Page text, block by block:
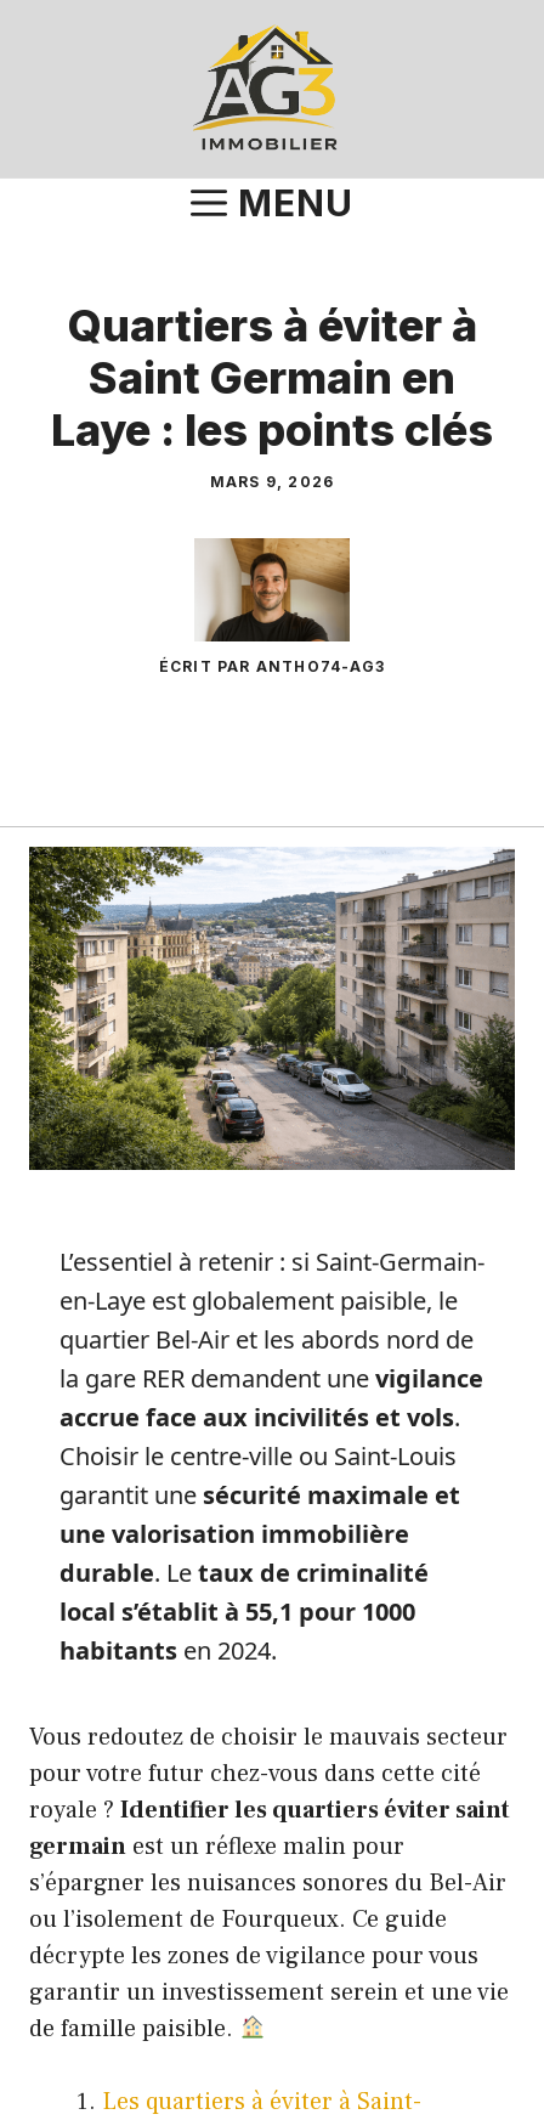
MENU
Quartiers à éviter à
Saint Germain en
Laye : les points clés
MARS 9, 2026
ÉCRIT PAR ANTHO74-AG3
L’essentiel à retenir : si Saint-Germain-
en-Laye est globalement paisible, le
quartier Bel-Air et les abords nord de
la gare RER demandent unevigilance
accrue face aux incivilités et vols.
Choisir le centre-ville ou Saint-Louis
garantit une sécurité maximale et
une valorisation immobilière
durable. Letaux de criminalité
local s’établit à 55,1 pour 1000
habitants en 2024.
Vous redoutez de choisir le mauvais secteur
pour votre futur chez-vous dans cette cité
royale ? Identifier les quartiers éviter saint
germain est un réflexe malin pour
s’épargner les nuisances sonores du Bel-Air
ou l’isolement de Fourqueux. Ce guide
décrypte les zones de vigilance pour vous
garantir un investissement serein et une vie
de famille paisible.
Les quartiers à éviter à Saint-